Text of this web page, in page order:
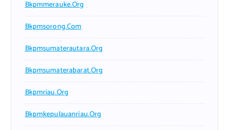
Bkpmmerauke.org
Bkpmsorong.com
Bkpmsumaterautara.org
Bkpmsumaterabarat.org
Bkpmriau.org
Bkpmkepulauanriau.org